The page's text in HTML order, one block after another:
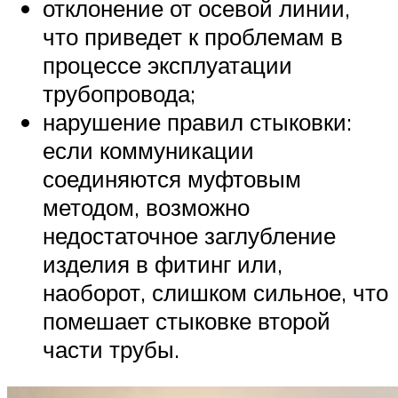
отклонение от осевой линии,
что приведет к проблемам в
процессе эксплуатации
трубопровода;
нарушение правил стыковки:
если коммуникации
соединяются муфтовым
методом, возможно
недостаточное заглубление
изделия в фитинг или,
наоборот, слишком сильное, что
помешает стыковке второй
части трубы.